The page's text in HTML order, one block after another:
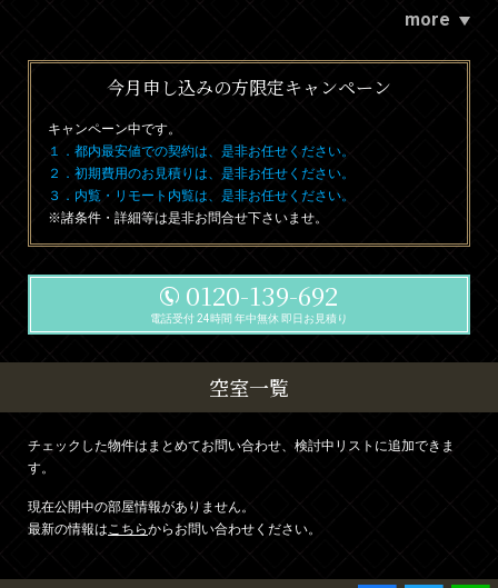
more
今月申し込みの方限定キャンペーン
キャンペーン中です。
１．都内最安値での契約は、是非お任せください。
２．初期費用のお見積りは、是非お任せください。
３．内覧・リモート内覧は、是非お任せください。
※諸条件・詳細等は是非お問合せ下さいませ。
0120-139-692
電話受付 24時間 年中無休 即日お見積り
空室一覧
チェックした物件はまとめてお問い合わせ、検討中リストに追加できま
す。
現在公開中の部屋情報がありません。
最新の情報はこちらからお問い合わせください。